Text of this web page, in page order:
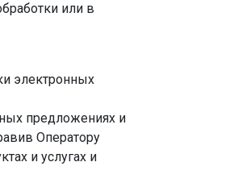
или в
электронных
предложениях и
Оператору
и услугах и